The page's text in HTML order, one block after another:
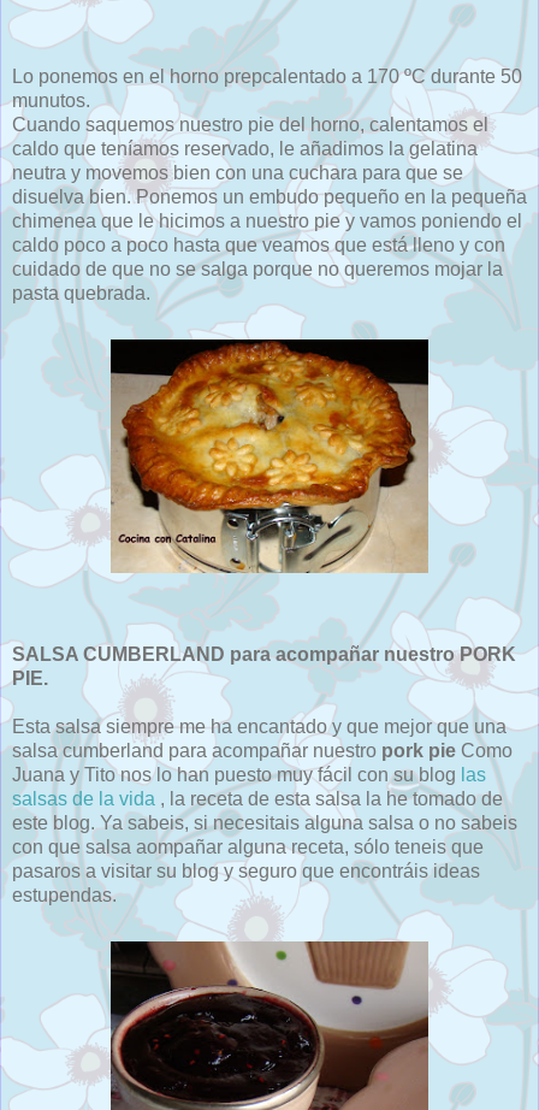
Lo ponemos en el horno prepcalentado a 170 ºC durante 50
munutos.
Cuando saquemos nuestro pie del horno, calentamos el
caldo que teníamos reservado, le añadimos la gelatina
neutra y movemos bien con una cuchara para que se
disuelva bien. Ponemos un embudo pequeño en la pequeña
chimenea que le hicimos a nuestro pie y vamos poniendo el
caldo poco a poco hasta que veamos que está lleno y con
cuidado de que no se salga porque no queremos mojar la
pasta quebrada.
SALSA CUMBERLAND para acompañar nuestro PORK
PIE.
Esta salsa siempre me ha encantado y que mejor que una
salsa cumberland para acompañar nuestro pork pie Como
Juana y Tito nos lo han puesto muy fácil con su blog las
salsas de la vida , la receta de esta salsa la he tomado de
este blog. Ya sabeis, si necesitais alguna salsa o no sabeis
con que salsa aompañar alguna receta, sólo teneis que
pasaros a visitar su blog y seguro que encontráis ideas
estupendas.